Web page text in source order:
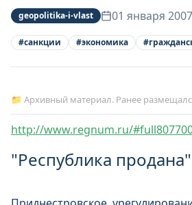
geopolitika-i-vlast 01 января 2007
#санкции #экономика #
📁 Архивный материал. Ранее
http://www.regnum.ru/
"Республика